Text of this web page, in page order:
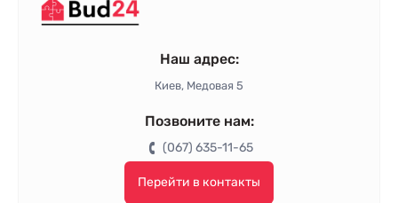
Наш адрес:
Киев, Медовая 5
Позвоните нам:
(067) 635-11-65
Перейти в контакты